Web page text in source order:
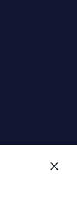
Conditions